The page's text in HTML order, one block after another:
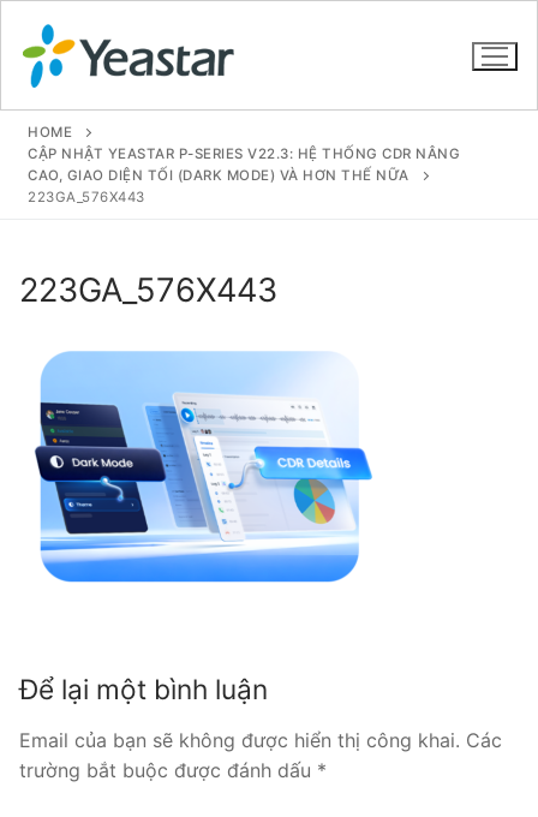
Tổng đài VoIP Yeastar S20
Tổng đài VoIP Yeastar S50
Tổng đài VoIP Yeastar S100
Tổng đài VoIP Yeastar S300
Tổng đài Yeastar Cloud
IPPBX FOR LARGE ENTERPRISES
Tổng đài Yeastar K2
HOME
CẬP NHẬT YEASTAR P-SERIES V22.3: HỆ THỐNG CDR NÂNG
CAO, GIAO DIỆN TỐI (DARK MODE) VÀ HƠN THẾ NỮA
223GA_576X443
223GA_576X443
Để lại một bình luận
Email của bạn sẽ không được hiển thị công khai. Các
trường bắt buộc được đánh dấu *